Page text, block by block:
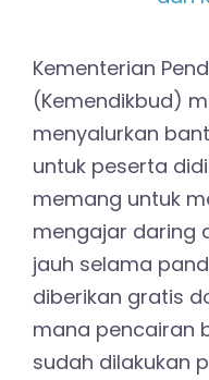
Kementerian
(Kemendikbud)
menyalurkan
untuk peserta
memang untuk
mengajar daring
jauh selama
diberikan gratis
mana pencairan
sudah dilakukan